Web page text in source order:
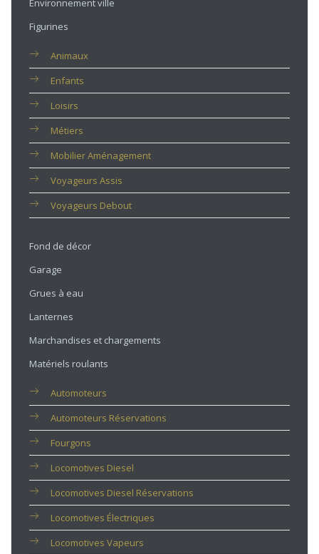
Environnement ville
Figurines
Animaux
Enfants
Loisirs
Métiers
Mobilier Aménagement
Voyageurs Assis
Voyageurs Debout
Fond de décor
Garage
Grues à eau
Lanternes
Marchandises et chargements
Matériels roulants
Automoteurs
Automoteurs Réservations
Fourgons
Locomotives Diesel
Locomotives Diesel Réservations
Locomotives Électriques
Locomotives Vapeurs